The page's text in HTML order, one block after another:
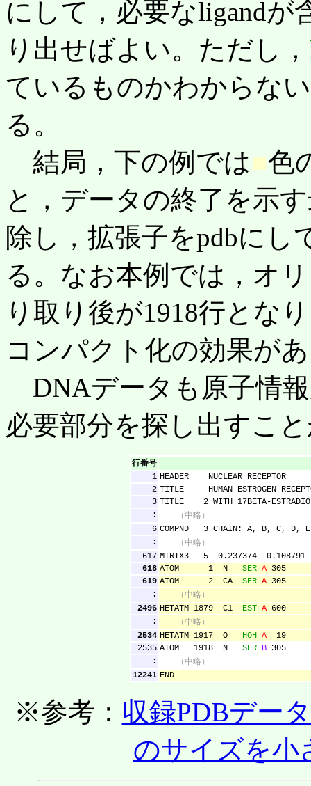
にして，必要なligandが
り出せばよい。ただし，
ているものかわからな
る。
結局，下の例では■色
と，データの終了を示
除し，拡張子をpdbに
る。なお本例では，オ
り取り後が1918行とな
コンパクト化の効果が
DNAデータも原子情
必要部分を探し出すこ
行番号
1 HEADER NUCLEAR
2 TITLE HUMAN ESTROGEN
3 TITLE 2 WITH 17BETA-
:
（中略）
6 COMPND 3 CHAIN: A, B, C, D,
:
（中略）
617 MTRIX3 5 0.237374
618 ATOM 1 N SER A 305
619 ATOM 2 CA SER A 305
:
（中略）
2496 HETATM 1879 C1 EST A 600
:
（中略）
2534 HETATM 1917 O HOH A 19
2535 ATOM 1918 N SER B 305
:
（中略）
12241 END
※参考： 収録PDBデー
のサイズを小